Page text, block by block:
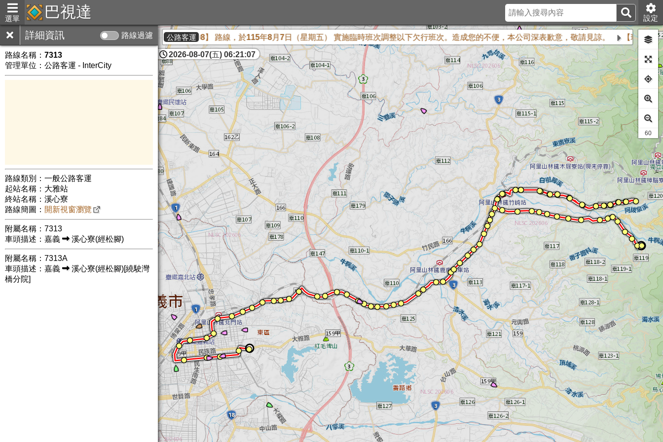
選單 巴視達 設定
詳細資訊 路線過濾
路線名稱： 7313
管理單位：公路客運 - InterCity
路線類別：一般公路客運
起站名稱：大雅站
終站名稱：溪心寮
路線簡圖： 開新視窗瀏覽
附屬名稱：7313
車頭描述：嘉義
溪心寮(經松腳)
附屬名稱：7313A
車頭描述：嘉義
溪心寮(經松腳)[繞駛灣
橋分院]
公路客運
力調整，為維持整體營運之穩定，本公司 【5608】 路線，於115年8月7日（星期五） 實施臨時班次調整以下欠行班次。造成您的不便，本公司深表歉意，敬請見諒。 【班次調整公告
2026-08-07(五) 06:21:07
49